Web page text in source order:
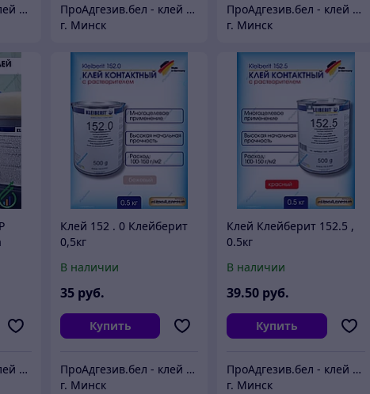
ПроАдгезив.бел - клей c доставкой по Беларуси
ПроАдгезив.бел - клей c доставкой по Беларуси
г. Минск
ПроАдгезив.бел - клей c доставкой по Беларуси
г. Минск
ПроАдгезив.бел - клей c доставкой по Беларуси
Клей 152 . 0 Клейберит
0,5кг
В наличии
35 руб.
Купить
ПроАдгезив.бел - клей c доставкой по Беларуси
г. Минск
Клей Клейберит 152.5 ,
0.5кг
В наличии
39.50 руб.
Купить
ПроАдгезив.бел - клей c доставкой по Беларуси
г. Минск